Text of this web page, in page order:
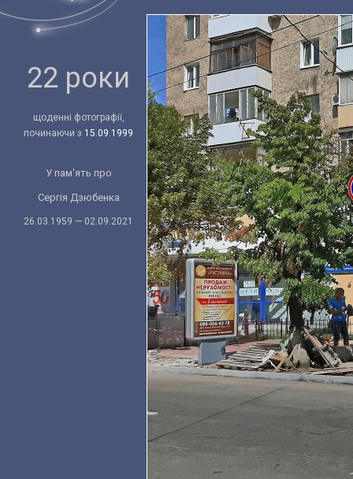
22 роки
щоденні фотографії,
починаючи з 15.09.1999
У пам'ять про
Сергія Дзюбенка
26.03.1959 — 02.09.2021